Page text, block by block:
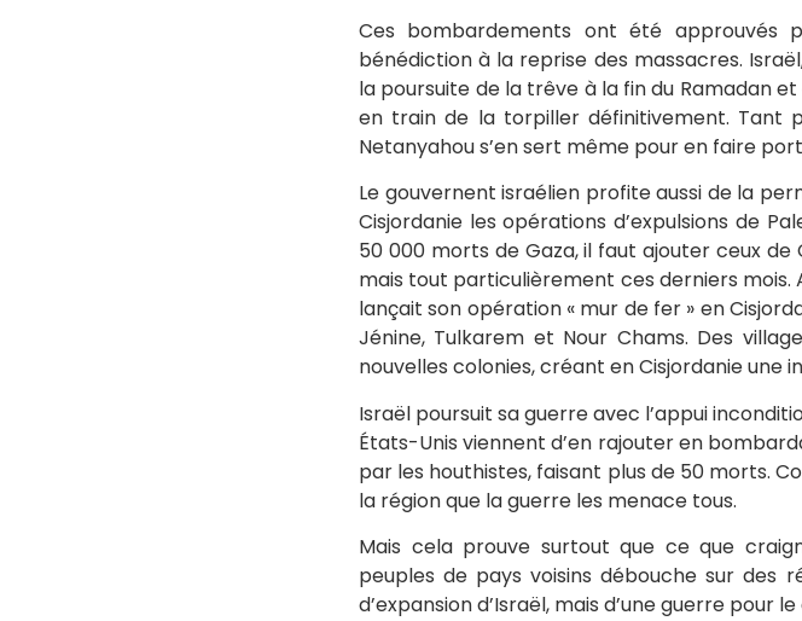
Ces bombardements ont été approuvés
bénédiction à la reprise des massacres.
la poursuite de la trêve à la fin du Ramadan
en train de la torpiller définitivement. Tant
Netanyahou s’en sert même pour en faire
Le gouvernent israélien profite aussi de la
Cisjordanie les opérations d’expulsions de
50 000 morts de Gaza, il faut ajouter ceux
mais tout particulièrement ces derniers mois.
lançait son opération « mur de fer » en
Jénine, Tulkarem et Nour Chams. Des
nouvelles colonies, créant en Cisjordanie une
Israël poursuit sa guerre avec l’appui
États-Unis viennent d’en rajouter en
par les houthistes, faisant plus de 50 morts.
la région que la guerre les menace tous.
Mais cela prouve surtout que ce que
peuples de pays voisins débouche sur des
d’expansion d’Israël, mais d’une guerre pour